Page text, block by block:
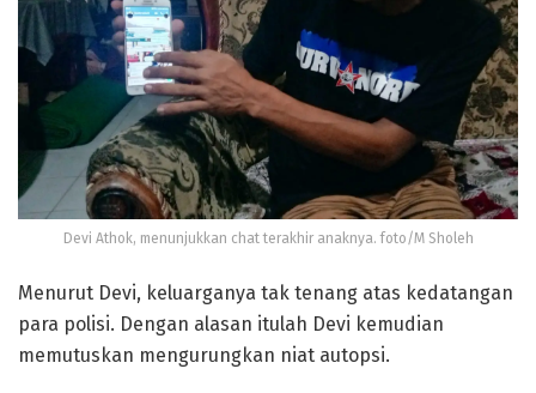
Devi Athok, menunjukkan chat terakhir anaknya. foto/M Sholeh
Menurut Devi, keluarganya tak tenang atas kedatangan
para polisi. Dengan alasan itulah Devi kemudian
memutuskan mengurungkan niat autopsi.